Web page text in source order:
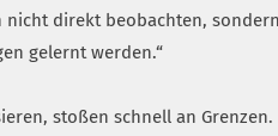
nicht direkt beobachten, sondern
gelernt werden.“
stoßen schnell an Grenzen.